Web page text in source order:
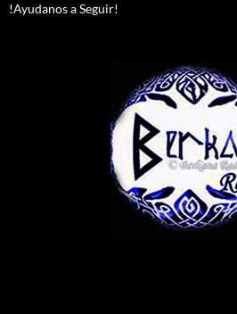
!Ayudanos a Seguir!